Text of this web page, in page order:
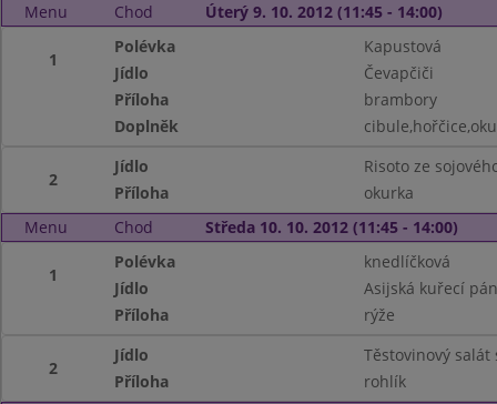
Menu
Chod Úterý 9. 10. 2012 (11:45 - 14:00)
1
Polévka
Kapustová
Jídlo
Čevapčiči
Příloha
brambory
Doplněk
2
Jídlo
Risoto ze
Příloha
okurka
Menu
Chod Středa 10. 10. 2012 (11:45 - 14:00)
1
Polévka
knedlíčková
Jídlo
Asijská kuřecí
Příloha
rýže
2
Jídlo
Těstovinový salát
Příloha
rohlík